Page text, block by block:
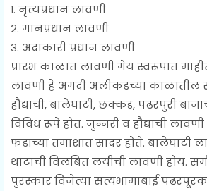
१. नृत्यप्रधान लावणी
२. गानप्रधान लावणी
३. अदाकारी प्रधान लावणी
प्रारंभ काळात लावणी गेय स्वरूपात
लावणी हे अगदी अलीकडच्या काळातील
हौद्याची, बालेघाटी, छक्कड, पंढरपुरी
विविध रूपे होत. जुन्नरी व हौद्याची
फडाच्या तमाशात सादर होते. बालेघाटी
थाटाची विलंबित लयीची लावणी होय.
पुरस्कार विजेत्या सत्यभामाबाई